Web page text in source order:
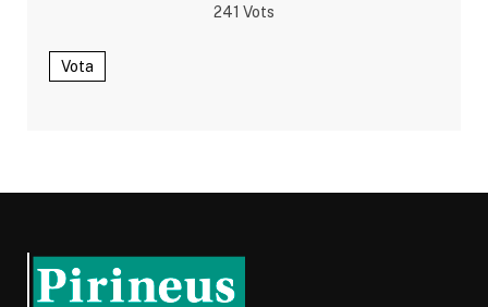
241 Vots
Vota